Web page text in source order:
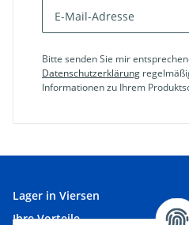
Bitte senden Sie mir
Datenschutzerklärung
Informationen zu Ihrem
Lager in Viersen
Ihre Vorteile